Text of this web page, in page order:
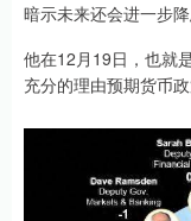
暗示未来还会进一步
他在12月19日，也就
充分的理由预期货币